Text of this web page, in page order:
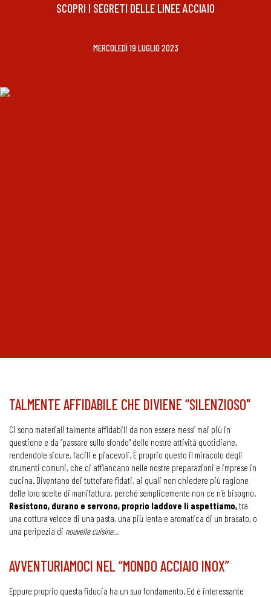
SCOPRI I SEGRETI DELLE LINEE ACCIAIO
MERCOLEDÌ 19 LUGLIO 2023
TALMENTE AFFIDABILE CHE DIVIENE “SILENZIOSO"
Ci sono materiali talmente affidabili da non essere messi mai più in
questione e da “passare sullo sfondo" delle nostre attività quotidiane,
rendendole sicure, facili e piacevoli. È proprio questo il miracolo degli
strumenti comuni, che ci affiancano nelle nostre preparazioni e imprese in
cucina. Diventano dei tuttofare fidati, ai quali non chiedere più ragione
delle loro scelte di manifattura, perché semplicemente non ce n’è bisogno.
Resistono, durano e servono, proprio laddove li aspettiamo,tra
una cottura veloce di una pasta, una più lenta e aromatica di un brasato, o
una peripezia di nouvelle cuisine…
AVVENTURIAMOCI NEL “MONDO ACCIAIO INOX”
Eppure proprio questa fiducia ha un suo fondamento. Ed è interessante